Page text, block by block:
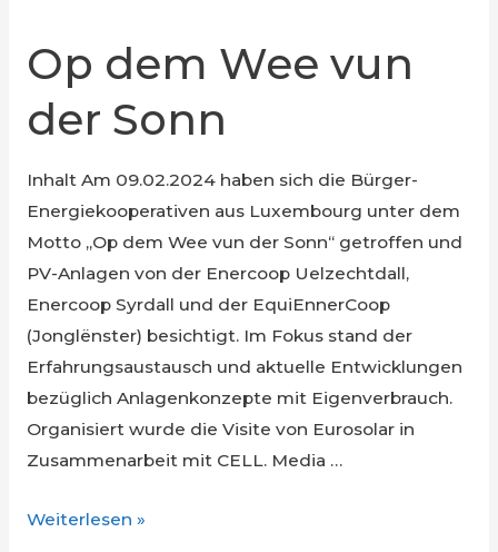
Op dem Wee vun
der Sonn
Inhalt Am 09.02.2024 haben sich die Bürger-
Energiekooperativen aus Luxembourg unter dem
Motto „Op dem Wee vun der Sonn“ getroffen und
PV-Anlagen von der Enercoop Uelzechtdall,
Enercoop Syrdall und der EquiEnnerCoop
(Jonglënster) besichtigt. Im Fokus stand der
Erfahrungsaustausch und aktuelle Entwicklungen
bezüglich Anlagenkonzepte mit Eigenverbrauch.
Organisiert wurde die Visite von Eurosolar in
Zusammenarbeit mit CELL. Media …
Op
Weiterlesen »